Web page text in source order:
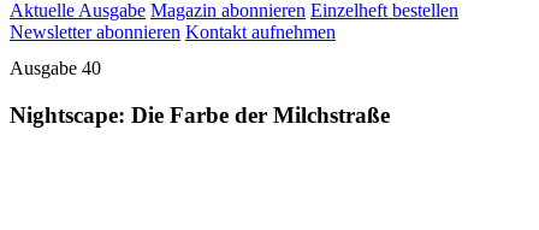
Aktuelle Ausgabe Magazin abonnieren Einzelheft bestellen
Newsletter abonnieren Kontakt aufnehmen
Ausgabe 40
Nightscape: Die Farbe der Milchstraße